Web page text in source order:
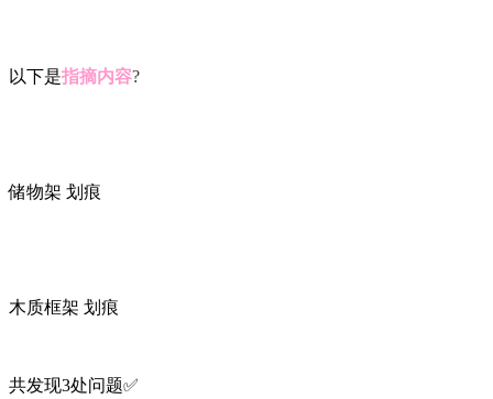
以下是指摘内容?
储物架 划痕
木质框架 划痕
共发现3处问题✅